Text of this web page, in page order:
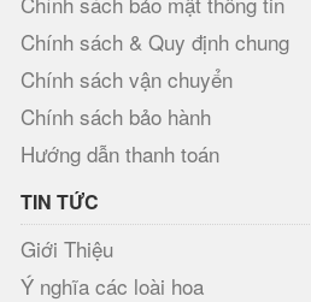
Chính sách & Quy định chung
Chính sách vận chuyển
Chính sách bảo hành
Hướng dẫn thanh toán
TIN TỨC
Giới Thiệu
Ý nghĩa các loài hoa